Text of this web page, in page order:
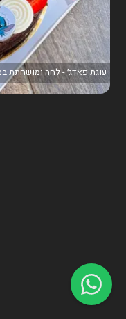
עוגת פאדג׳ - לחה ומושחתת